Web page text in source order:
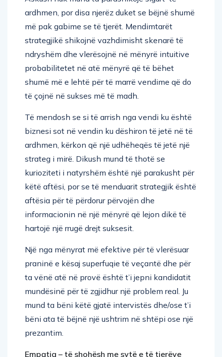
ardhmen, por disa njerëz duket se bëjnë shumë
më pak gabime se të tjerët. Mendimtarët
strategjikë shikojnë vazhdimisht skenarë të
ndryshëm dhe vlerësojnë në mënyrë intuitive
probabilitetet në atë mënyrë që të bëhet
shumë më e lehtë për të marrë vendime që do
të çojnë në sukses më të madh.
Të mendosh se si të arrish nga vendi ku është
biznesi sot në vendin ku dëshiron të jetë në të
ardhmen, kërkon që një udhëheqës të jetë një
strateg i mirë. Dikush mund të thotë se
kurioziteti i natyrshëm është një parakusht për
këtë aftësi, por se të menduarit strategjik është
aftësia për të përdorur përvojën dhe
informacionin në një mënyrë që lejon dikë të
hartojë një rrugë drejt suksesit.
Një nga mënyrat më efektive për të vlerësuar
praninë e kësaj superfuqie të veçantë dhe për
ta vënë atë në provë është t’i jepni kandidatit
mundësinë për të zgjidhur një problem real. Ju
mund ta bëni këtë gjatë intervistës dhe/ose t’i
bëni ata të bëjnë një ushtrim në shtëpi ose një
prezantim.
Empatia – të shohësh me sytë e të tjerëve